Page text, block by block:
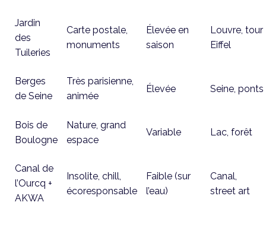
Jardin
des
Tuileries
Carte postale,
monuments
Élevée en
saison
Louvre, tour
Eiffel
Berges
de Seine
Très parisienne,
animée
Élevée Seine, ponts
Bois de
Boulogne
Nature, grand
espace
Variable Lac, forêt
Canal de
l’Ourcq +
AKWA
Insolite, chill,
écoresponsable
Faible (sur
l’eau)
Canal,
street art